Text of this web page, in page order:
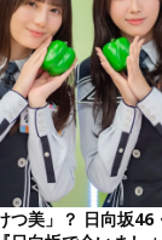
つ美」？ 日向坂46